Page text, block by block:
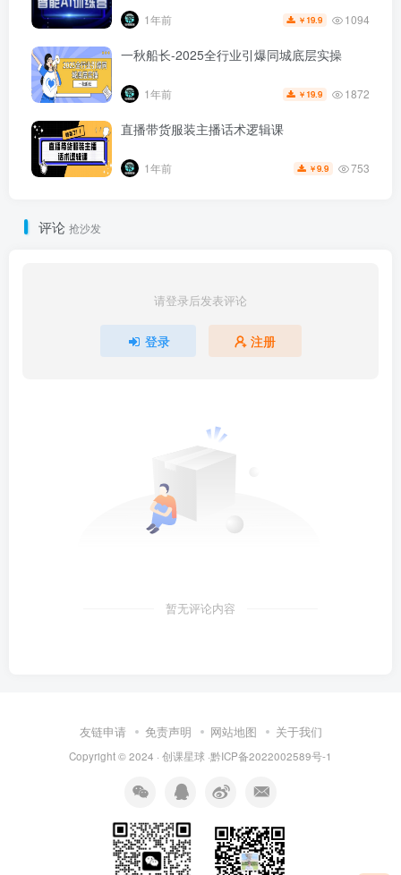
1年前 ￥ 19.9 1094
一秋船长-2025全行业引爆同城底层实操
1年前 ￥ 19.9 1872
直播带货服装主播话术逻辑课
1年前 ￥9.9 753
评论 抢沙发
请登录后发表评论
登录 注册
暂无评论内容
友链申请 免责声明 网站地图 关于我们
Copyright © 2024 · 创课星球 ·黔ICP备2022002589号-1